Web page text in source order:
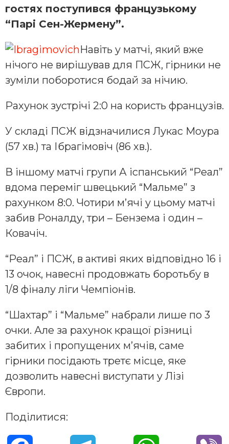
гостях поступився французькому
“Парі Сен-Жермену”.
Навіть у матчі, який вже
нічого не вирішував для ПСЖ, гірники не
зуміли поборотися бодай за нічию.
Рахунок зустрічі 2:0 на користь французів.
У складі ПСЖ відзначилися Лукас Моура
(57 хв.) та Ібрагімовіч (86 хв.).
В іншому матчі групи А іспанський “Реал”
вдома переміг швецький “Мальме” з
рахунком 8:0. Чотири м’ячі у цьому матчі
забив Роналду, три – Бензема і один –
Ковачіч.
“Реал” і ПСЖ, в активі яких відповідно 16 і
13 очок, навесні продовжать боротьбу в
1/8 фіналу ліги Чемпіонів.
“Шахтар” і “Мальме” набрали лише по 3
очки. Але за рахунок кращої різниці
забитих і пропущених м’ячів, саме
гірники посідають третє місце, яке
дозволить навесні виступати у Лізі
Європи.
Поділитися: